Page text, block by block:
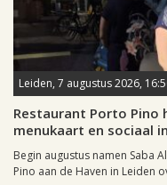
Leiden, 7 augustus 2026,
Restaurant Porto
menukaart en sociaal
Begin augustus namen Saba
Pino aan de Haven in Leiden